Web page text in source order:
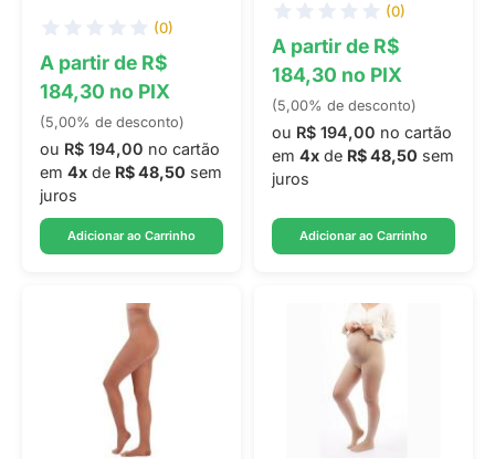
(0)
A partir de R$
184,30 no PIX
(5,00% de desconto)
ou R$ 194,00 no cartão
em 4x de R$ 48,50 sem
juros
Adicionar ao Carrinho
(0)
A partir de R$
184,30 no PIX
(5,00% de desconto)
ou R$ 194,00 no cartão
em 4x de R$ 48,50 sem
juros
Adicionar ao Carrinho